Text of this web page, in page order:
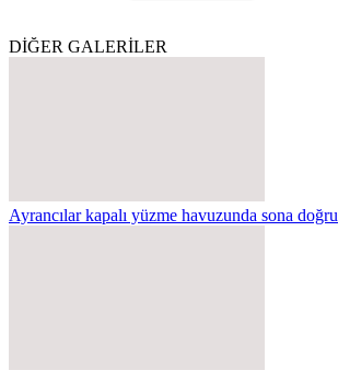
DİĞER GALERİLER
Ayrancılar kapalı yüzme havuzunda sona doğru